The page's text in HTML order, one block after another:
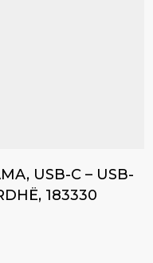
Add to cart
USB-C – USB-
183330